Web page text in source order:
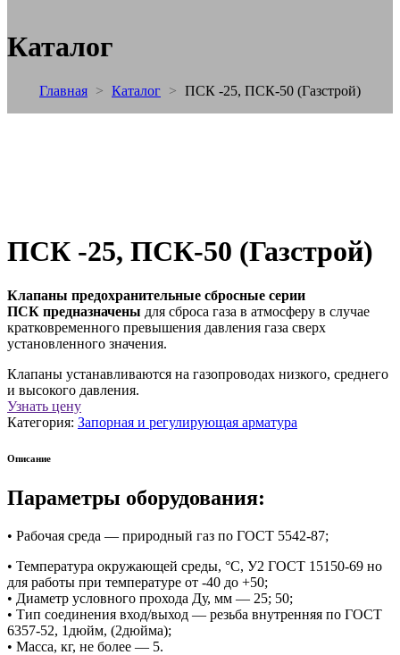
Каталог
Главная > Каталог > ПСК -25, ПСК-50 (Газстрой)
ПСК -25, ПСК-50 (Газстрой)
Клапаны предохранительные сбросные серии
ПСК предназначены для сброса газа в атмосферу в случае
кратковременного превышения давления газа сверх
установленного значения.
Клапаны устанавливаются на газопроводах низкого, среднего
и высокого давления.
Узнать цену
Категория: Запорная и регулирующая арматура
Описание
Параметры оборудования:
• Рабочая среда — природный газ по ГОСТ 5542-87;
• Температура окружающей среды, °C, У2 ГОСТ 15150-69 но
для работы при температуре от -40 до +50;
• Диаметр условного прохода Ду, мм — 25; 50;
• Тип соединения вход/выход — резьба внутренняя по ГОСТ
6357-52, 1дюйм, (2дюйма);
• Масса, кг, не более — 5.